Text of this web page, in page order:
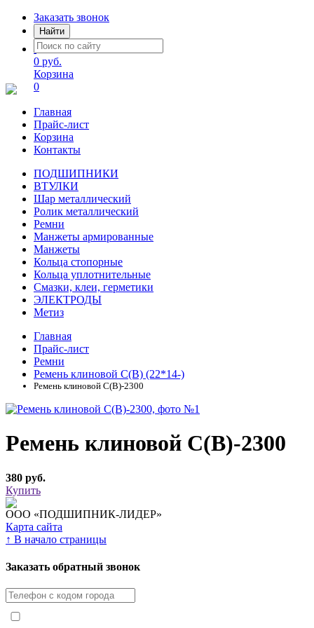
Заказать звонок
Найти
0 руб.
Корзина
0
Главная
Прайс-лист
Корзина
Контакты
ПОДШИПНИКИ
ВТУЛКИ
Шар металлический
Ролик металлический
Ремни
Манжеты армированные
Манжеты
Кольца стопорные
Кольца уплотнительные
Смазки, клеи, герметики
ЭЛЕКТРОДЫ
Метиз
Главная
Прайс-лист
Ремни
Ремень клиновой С(В) (22*14-)
Ремень клиновой С(В)-2300
Ремень клиновой С(В)-2300
380 руб.
Купить
ООО «ПОДШИПНИК-ЛИДЕР»
Карта сайта
↑ В начало страницы
Заказать обратный звонок